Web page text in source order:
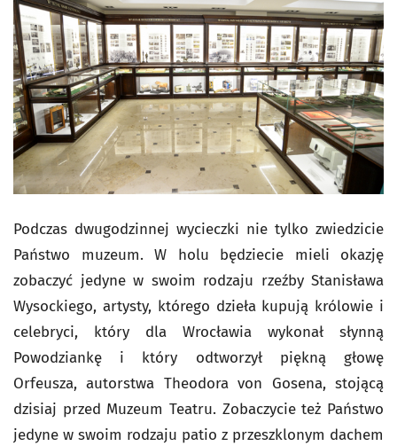
Podczas dwugodzinnej wycieczki nie tylko zwiedzicie
Państwo muzeum. W holu będziecie mieli okazję
zobaczyć jedyne w swoim rodzaju rzeźby Stanisława
Wysockiego, artysty, którego dzieła kupują królowie i
celebryci, który dla Wrocławia wykonał słynną
Powodziankę i który odtworzył piękną głowę
Orfeusza, autorstwa Theodora von Gosena, stojącą
dzisiaj przed Muzeum Teatru. Zobaczycie też Państwo
jedyne w swoim rodzaju patio z przeszklonym dachem